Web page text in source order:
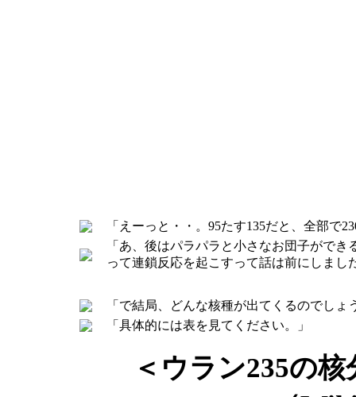
「えーっと・・。95たす135だと、全部
「あ、後はパラパラと小さなお団子がで
って連鎖反応を起こすって話は前にしまし
「で結局、どんな核種が出てくるのでしょ
「具体的には表を見てください。」
＜ウラン235の